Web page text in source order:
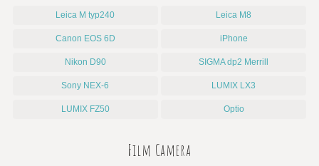
Leica M typ240 Leica M8
Canon EOS 6D iPhone
Nikon D90 SIGMA dp2 Merrill
Sony NEX-6 LUMIX LX3
LUMIX FZ50 Optio
Film Camera